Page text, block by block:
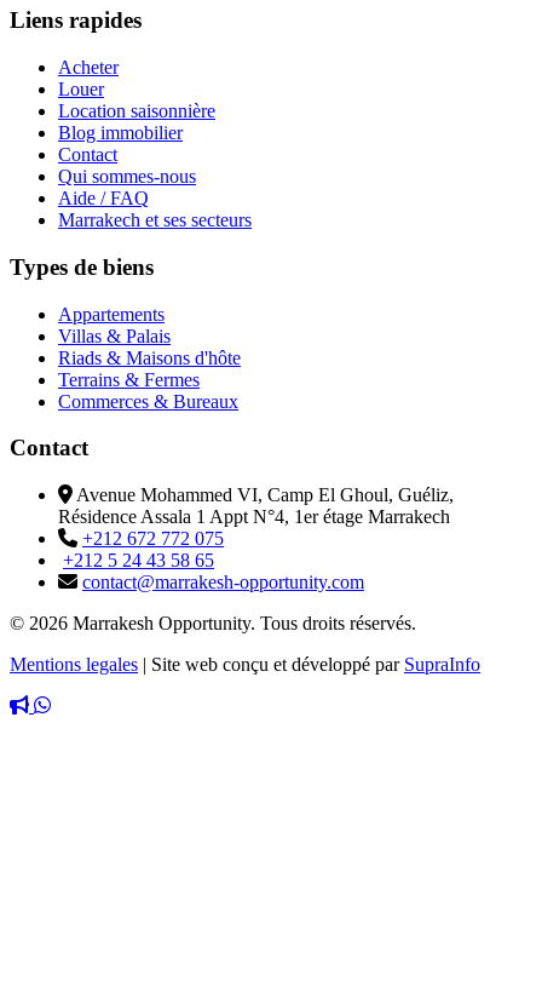
Liens rapides
Acheter
Louer
Location saisonnière
Blog immobilier
Contact
Qui sommes-nous
Aide / FAQ
Marrakech et ses secteurs
Types de biens
Appartements
Villas & Palais
Riads & Maisons d'hôte
Terrains & Fermes
Commerces & Bureaux
Contact
Avenue Mohammed VI, Camp El Ghoul, Guéliz,
Résidence Assala 1 Appt N°4, 1er étage Marrakech
+212 672 772 075
+212 5 24 43 58 65
contact@marrakesh-opportunity.com
© 2026 Marrakesh Opportunity. Tous droits réservés.
Mentions legales | Site web conçu et développé par SupraInfo